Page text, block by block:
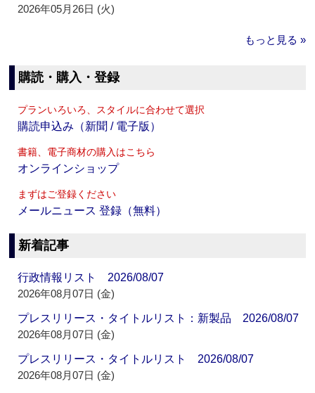
2026年05月26日 (火)
もっと見る »
購読・購入・登録
プランいろいろ、スタイルに合わせて選択
購読申込み（新聞 / 電子版）
書籍、電子商材の購入はこちら
オンラインショップ
まずはご登録ください
メールニュース 登録（無料）
新着記事
行政情報リスト 2026/08/07
2026年08月07日 (金)
プレスリリース・タイトルリスト：新製品 2026/08/07
2026年08月07日 (金)
プレスリリース・タイトルリスト 2026/08/07
2026年08月07日 (金)